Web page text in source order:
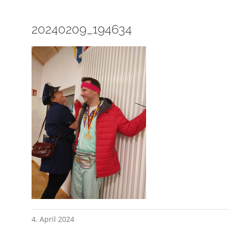
20240209_194634
4. April 2024